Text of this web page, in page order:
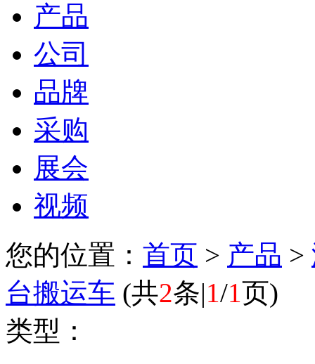
产品
公司
品牌
采购
展会
视频
您的位置： 首页 > 产品 >
台搬运车 (共2条|1/1页)
类型：